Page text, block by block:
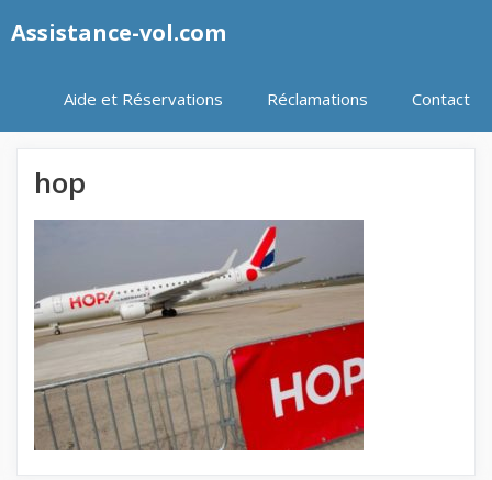
auAssistance-vol.com
Aide et Réservations Réclamations Contact
hop